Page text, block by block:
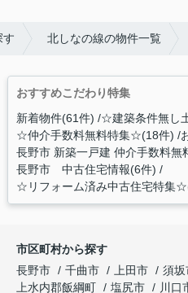
す 北しなの線の物件一覧
おすすめこだわり特集
新着物件(61件) ☆建築条件無し
☆仲介手数料無料特集☆(18件)
長野市 新築一戸建 仲介手数料無
長野市 中古住宅情報(6件)
☆リフォーム済み中古住宅特集
市区町村から探す
長野市
千曲市 上田市 須坂
上水内郡飯綱町
塩尻市 川口